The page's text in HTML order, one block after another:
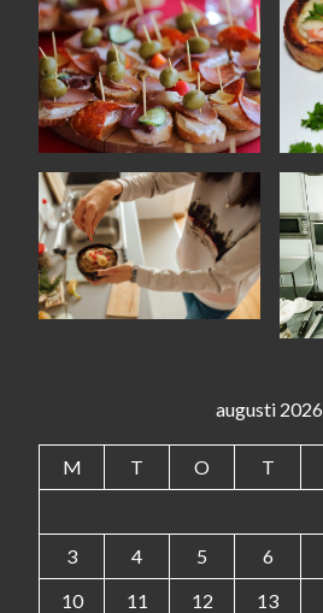
augusti 2026
M T O T
3
4 5 6
10
11 12 13